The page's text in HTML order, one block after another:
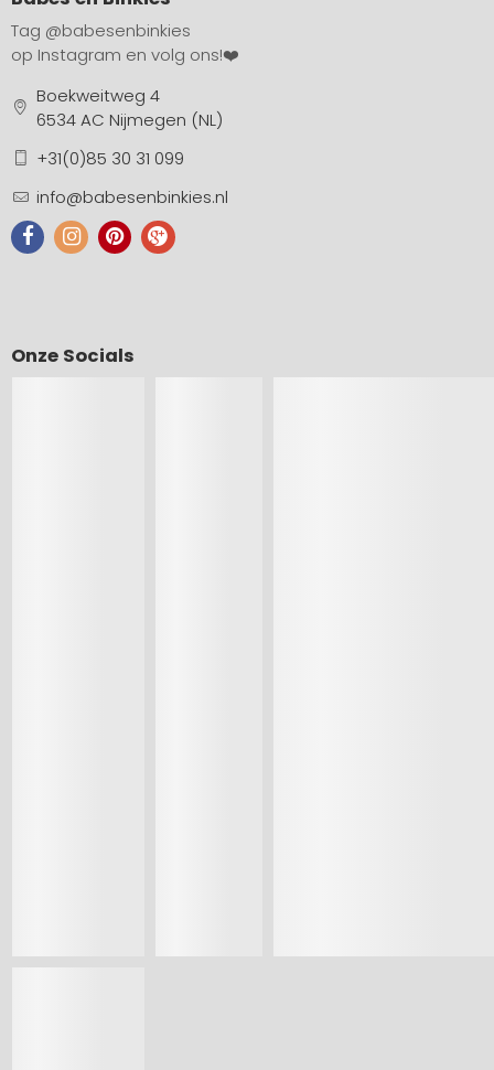
Tag @babesenbinkies
op Instagram en volg ons!❤️
Boekweitweg 4
6534 AC Nijmegen (NL)
+31(0)85 30 31 099
info@babesenbinkies.nl
Onze Socials